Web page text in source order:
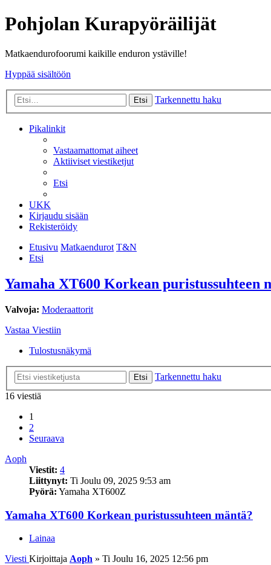
Pohjolan Kurapyöräilijät
Matkaendurofoorumi kaikille enduron ystäville!
Hyppää sisältöön
Etsi Tarkennettu haku
Pikalinkit
Vastaamattomat aiheet
Aktiiviset viestiketjut
Etsi
UKK
Kirjaudu sisään
Rekisteröidy
Etusivu Matkaendurot T&N
Etsi
Yamaha XT600 Korkean puristussuhteen
Valvoja: Moderaattorit
Vastaa Viestiin
Tulostusnäkymä
Etsi
Tarkennettu haku
16 viestiä
1
2
Seuraava
Aoph
Viestit: 4
Liittynyt: Ti Joulu 09, 2025 9:53 am
Pyörä: Yamaha XT600Z
Yamaha XT600 Korkean puristussuhteen mäntä?
Lainaa
Viesti Kirjoittaja Aoph » Ti Joulu 16, 2025 12:56 pm